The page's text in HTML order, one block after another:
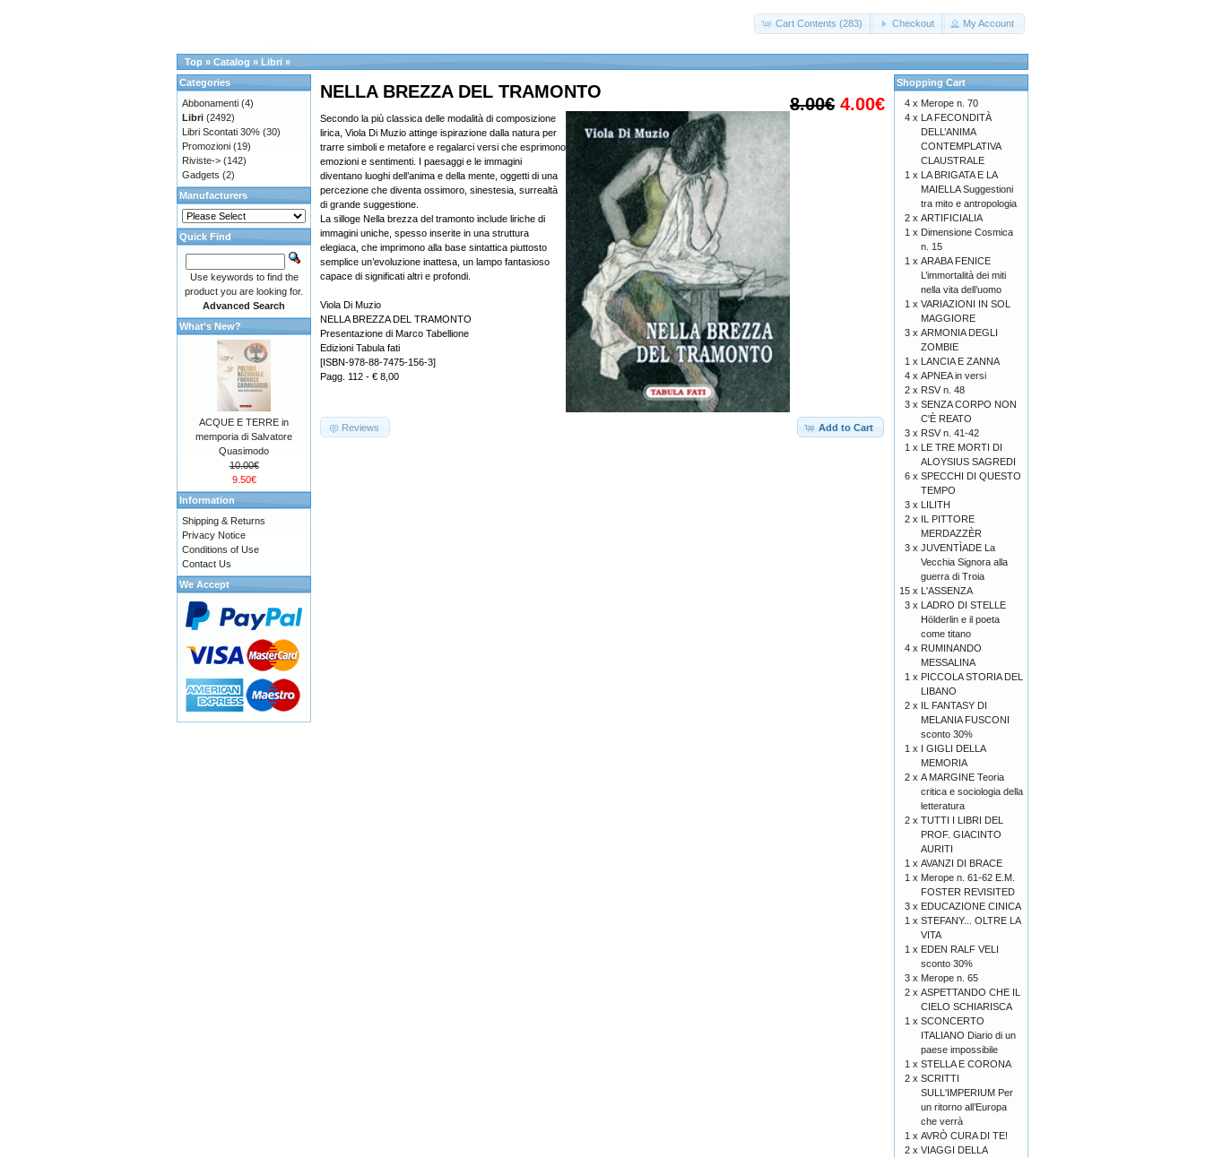
Cart Contents (283) Checkout My Account
Top » Catalog » Libri »
8.00€ 4.00€
NELLA BREZZA DEL TRAMONTO
Secondo la più classica delle modalità di composizione
lirica, Viola Di Muzio attinge ispirazione dalla natura per
trarre simboli e metafore e regalarci versi che esprimono
emozioni e sentimenti. I paesaggi e le immagini
diventano luoghi dell’anima e della mente, oggetti di una
percezione che diventa ossimoro, sinestesia, surrealtà
di grande suggestione.
La silloge Nella brezza del tramonto include liriche di
immagini uniche, spesso inserite in una struttura
elegiaca, che imprimono alla base sintattica piuttosto
semplice un’evoluzione inattesa, un lampo fantasioso
capace di significati altri e profondi.
Viola Di Muzio
NELLA BREZZA DEL TRAMONTO
Presentazione di Marco Tabellione
Edizioni Tabula fati
[ISBN-978-88-7475-156-3]
Pagg. 112 - € 8,00
Add to Cart
Reviews
Categories
Abbonamenti (4)
Libri (2492)
Libri Scontati 30% (30)
Promozioni (19)
Riviste-> (142)
Gadgets (2)
Manufacturers
Quick Find
Use keywords to find the
product you are looking for.
Advanced Search
What's New?
ACQUE E TERRE in
memporia di Salvatore
Quasimodo
10.00€
9.50€
Information
Shipping & Returns
Privacy Notice
Conditions of Use
Contact Us
We Accept
Shopping Cart
4 x Merope n. 70
4 x LA FECONDITÀ
DELL’ANIMA
CONTEMPLATIVA
CLAUSTRALE
1 x LA BRIGATA E LA
MAIELLA Suggestioni
tra mito e antropologia
2 x ARTIFICIALIA
1 x Dimensione Cosmica
n. 15
1 x ARABA FENICE
L’immortalità dei miti
nella vita dell’uomo
1 x VARIAZIONI IN SOL
MAGGIORE
3 x ARMONIA DEGLI
ZOMBIE
1 x LANCIA E ZANNA
4 x APNEA in versi
2 x RSV n. 48
3 x SENZA CORPO NON
C'È REATO
3 x RSV n. 41-42
1 x LE TRE MORTI DI
ALOYSIUS SAGREDI
6 x SPECCHI DI QUESTO
TEMPO
3 x LILITH
2 x IL PITTORE
MERDAZZÈR
3 x JUVENTÌADE La
Vecchia Signora alla
guerra di Troia
15 x L'ASSENZA
3 x LADRO DI STELLE
Hölderlin e il poeta
come titano
4 x RUMINANDO
MESSALINA
1 x PICCOLA STORIA DEL
LIBANO
2 x IL FANTASY DI
MELANIA FUSCONI
sconto 30%
1 x I GIGLI DELLA
MEMORIA
2 x A MARGINE Teoria
critica e sociologia della
letteratura
2 x TUTTI I LIBRI DEL
PROF. GIACINTO
AURITI
1 x AVANZI DI BRACE
1 x Merope n. 61-62 E.M.
FOSTER REVISITED
3 x EDUCAZIONE CINICA
1 x STEFANY... OLTRE LA
VITA
1 x EDEN RALF VELI
sconto 30%
3 x Merope n. 65
2 x ASPETTANDO CHE IL
CIELO SCHIARISCA
1 x SCONCERTO
ITALIANO Diario di un
paese impossibile
1 x STELLA E CORONA
2 x SCRITTI
SULL'IMPERIUM Per
un ritorno all’Europa
che verrà
1 x AVRÒ CURA DI TE!
2 x VIAGGI DELLA